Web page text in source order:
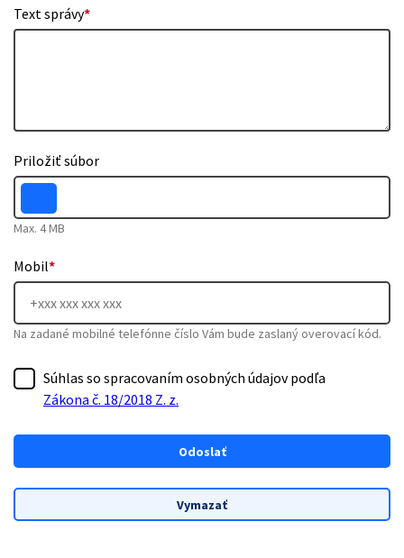
Text správy*
Priložiť súbor
Max. 4 MB
Mobil*
Na zadané mobilné telefónne číslo Vám bude zaslaný overovací kód.
Súhlas so spracovaním osobných údajov podľa
Zákona č. 18/2018 Z. z.